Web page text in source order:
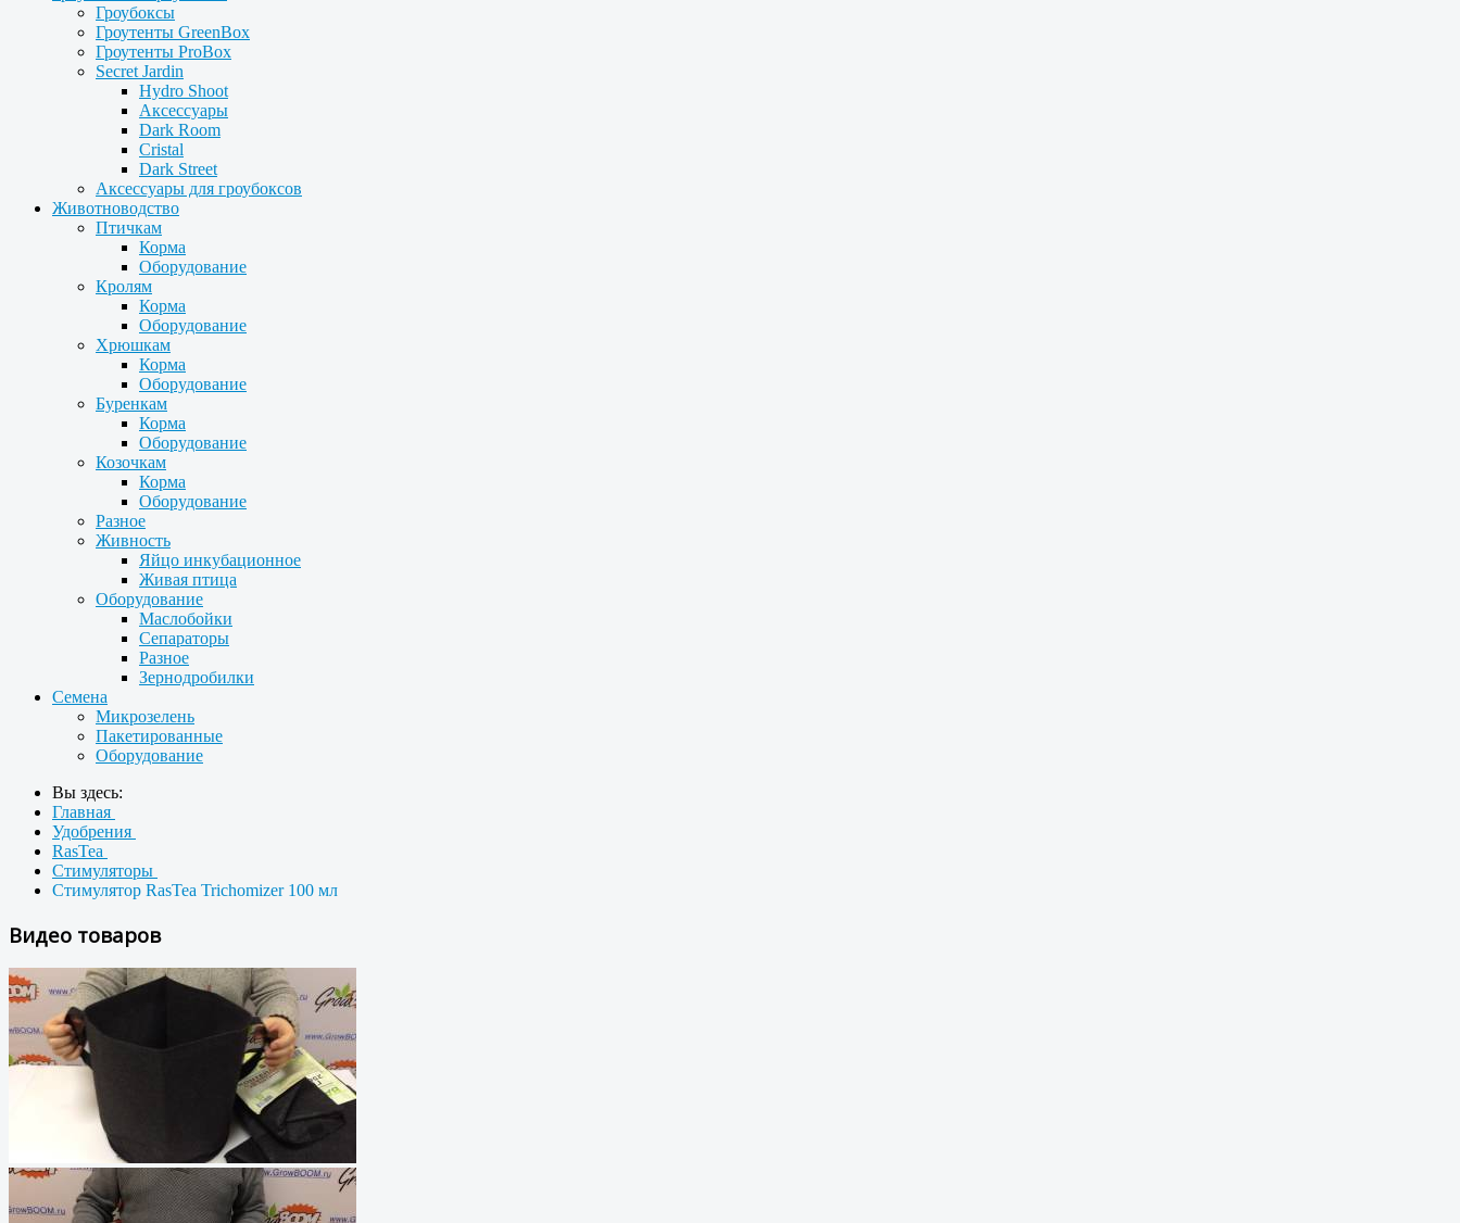
Гроубоксы
Гроутенты GreenBox
Гроутенты ProBox
Secret Jardin
Hydro Shoot
Аксессуары
Dark Room
Cristal
Dark Street
Аксессуары для гроубоксов
Животноводство
Птичкам
Корма
Оборудование
Кролям
Корма
Оборудование
Хрюшкам
Корма
Оборудование
Буренкам
Корма
Оборудование
Козочкам
Корма
Оборудование
Разное
Живность
Яйцо инкубационное
Живая птица
Оборудование
Маслобойки
Сепараторы
Разное
Зернодробилки
Семена
Микрозелень
Пакетированные
Оборудование
Вы здесь:
Главная
Удобрения
RasTea
Стимуляторы
Стимулятор RasTea Trichomizer 100 мл
Видео товаров